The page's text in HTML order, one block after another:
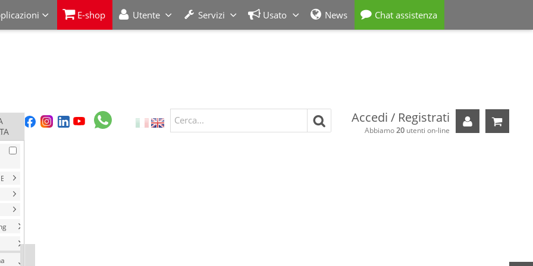
E-shop Utente Servizi Usato News Chat assistenza
Cerca... Accedi / Registrati
Abbiamo20utenti on-line
Il tuo